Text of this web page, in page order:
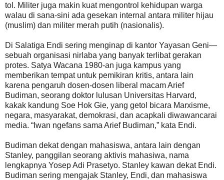
tol. Militer juga makin kuat mengontrol kehidupan warga
walau di sana-sini ada gesekan internal antara militer hijau
(muslim) dan militer merah putih (nasionalis).
Di Salatiga Endi sering menginap di kantor Yayasan Geni—
sebuah organisasi nirlaba yang banyak terlibat gerakan
protes. Satya Wacana 1980-an juga kampus yang
memberikan tempat untuk pemikiran kritis, antara lain
karena pengaruh dosen-dosen liberal macam Arief
Budiman, seorang doktor lulusan Universitas Harvard,
kakak kandung Soe Hok Gie, yang getol bicara Marxisme,
negara, masyarakat, demokrasi, dan acapkali diwawancarai
media. “Iwan ngefans sama Arief Budiman,” kata Endi.
Budiman dekat dengan mahasiswa, antara lain dengan
Stanley, panggilan seorang aktivis mahasiwa, nama
lengkapnya Yosep Adi Prasetyo. Stanley kawan dekat Endi.
Budiman sering mengajak Stanley, Endi, dan mahasiswa